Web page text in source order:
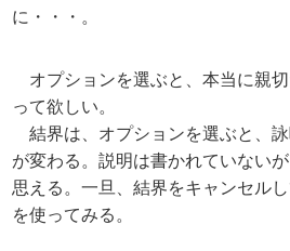
に・・・。
オプションを選ぶと、本当に親
って欲しい。
結界は、オプションを選ぶと、
が変わる。説明は書かれていない
思える。一旦、結界をキャンセル
を使ってみる。